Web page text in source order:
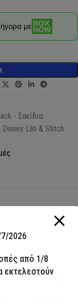
με
- Σακίδια
Disney Lilo & Stitch
2026
από 1/8
εκτελεστούν